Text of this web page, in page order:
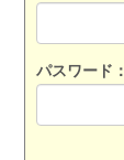
パスワード：